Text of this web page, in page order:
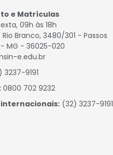
e Matrículas
09h às 18h
Branco, 3480/301 - Passos
MG - 36025-020
e.edu.br
9191
0800 702 9232
(32) 3237-9191